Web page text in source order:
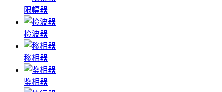
限幅器
检波器
移相器
鉴相器